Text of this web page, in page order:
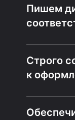
Пишем
Строго
к